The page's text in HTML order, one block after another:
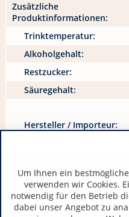
Zusätzliche
Produktinformationen:
Trinktemperatur:
Alkoholgehalt:
Restzucker:
Säuregehalt:
Hersteller / Importeur:
Nährwerte pro 100g /
100ml:
Um Ihnen ein
verwenden wir Cookies.
notwendig für den Betrieb
dabei unser Angebot zu